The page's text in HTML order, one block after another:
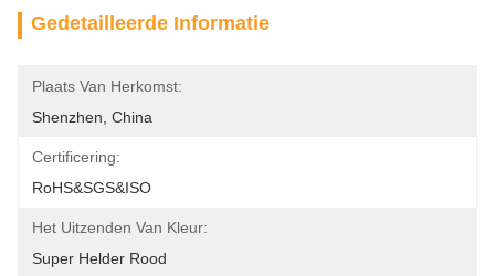
Gedetailleerde Informatie
Plaats Van Herkomst:
Shenzhen, China
Certificering:
RoHS&SGS&ISO
Het Uitzenden Van Kleur:
Super Helder Rood